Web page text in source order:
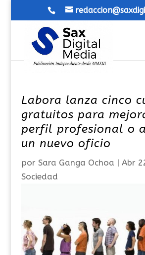
Labora lanza cinco
gratuitos para
perfil profesional o
un nuevo oficio
por Sara Ganga Ochoa | Abr
Sociedad